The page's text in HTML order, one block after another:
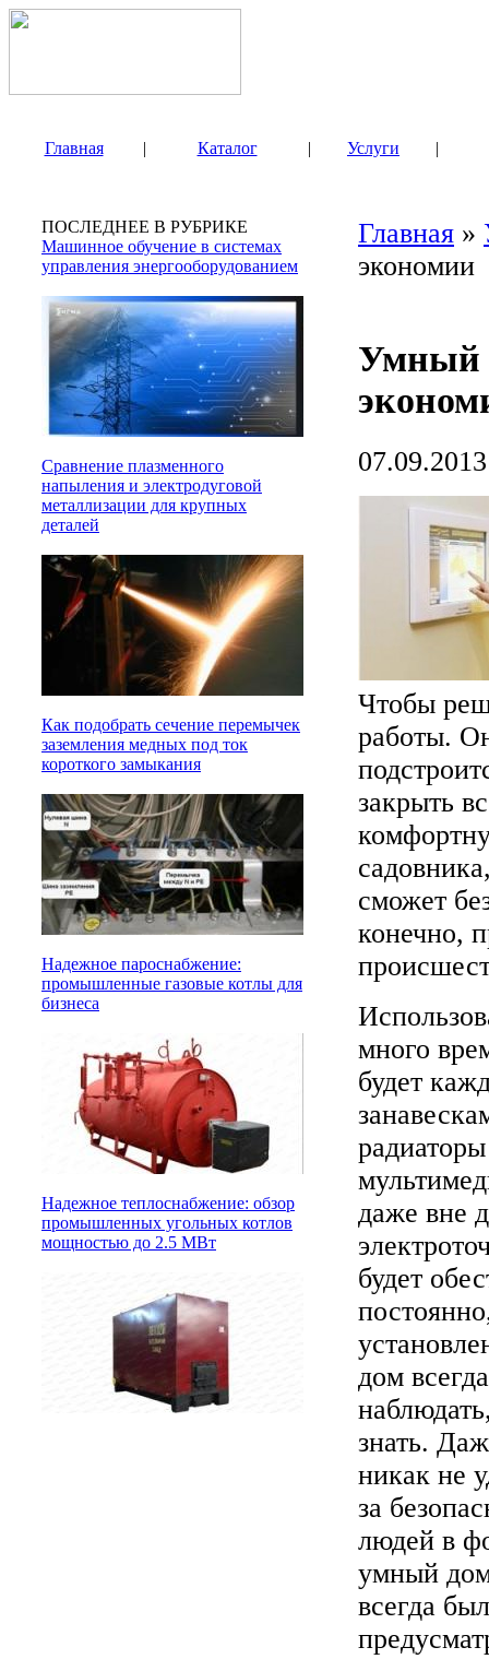
Главная | Каталог | Услуги |
ПОСЛЕДНЕЕ В РУБРИКЕ
Машинное обучение в системах
управления энергооборудованием
Сравнение плазменного
напыления и электродуговой
металлизации для крупных
деталей
Как подобрать сечение перемычек
заземления медных под ток
короткого замыкания
Надежное пароснабжение:
промышленные газовые котлы для
бизнеса
Надежное теплоснабжение: обзор
промышленных угольных котлов
мощностью до 2.5 МВт
Главная »
экономии
Умный
07.09.2013
Чтобы
работы.
закрыть
сможет
конечно,
много
будет
даже вне
будет
дом
знать.
никак не
за
людей в
умный
всегда